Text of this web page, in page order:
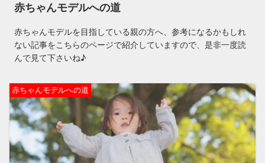
赤ちゃんモデルへの道
赤ちゃんモデルを目指している親の方へ、参考になるかもしれ
ない記事をこちらのページで紹介していますので、是非一度読
んで見て下さいね♪
赤ちゃんモデルへの道